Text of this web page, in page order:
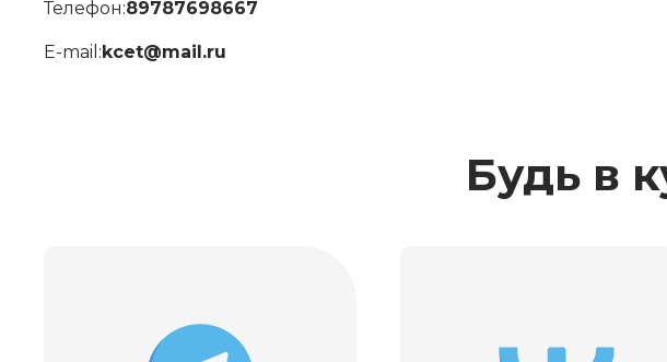
Телефон:89787698667
E-mail:kcet@mail.ru
Будь в